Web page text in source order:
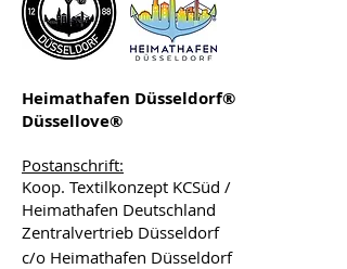
Heimathafen Düsseldorf®
Düssellove®
Postanschrift:
Koop. Textilkonzept KCSüd /
Heimathafen Deutschland
Zentralvertrieb Düsseldorf
c/o Heimathafen Düsseldorf